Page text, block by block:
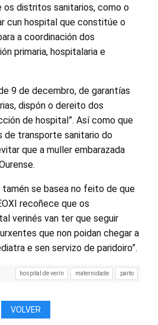
os distritos sanitarios, como o
cun hospital que constitúe o
a coordinación dos
primaria, hospitalaria e
9 de decembro, de garantías
dispón o dereito dos
de hospital”. Así como que
de transporte sanitario do
que a muller embarazada
tamén se basea no feito de que
recoñece que os
verinés van ter que seguir
que non poidan chegar a
e sen servizo de paridoiro”.
hospital de verín maternidade parto
VOLVER